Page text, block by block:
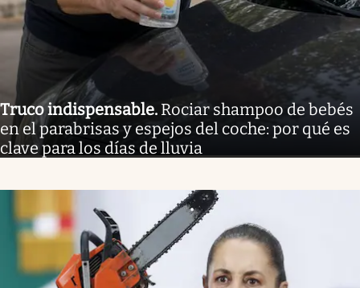
Truco indispensable. Rociar shampoo de bebés
en el parabrisas y espejos del coche: por qué es
clave para los días de lluvia